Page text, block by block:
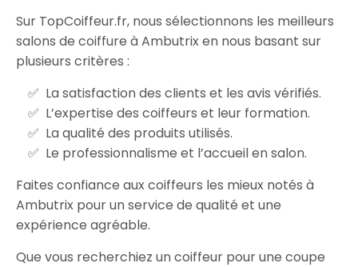
Sur TopCoiffeur.fr, nous sélectionnons les meilleurs
salons de coiffure à Ambutrix en nous basant sur
plusieurs critères :
La satisfaction des clients et les avis vérifiés.
L’expertise des coiffeurs et leur formation.
La qualité des produits utilisés.
Le professionnalisme et l’accueil en salon.
Faites confiance aux coiffeurs les mieux notés à
Ambutrix pour un service de qualité et une
expérience agréable.
Que vous recherchiez un coiffeur pour une coupe